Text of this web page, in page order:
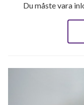
Du måste vara